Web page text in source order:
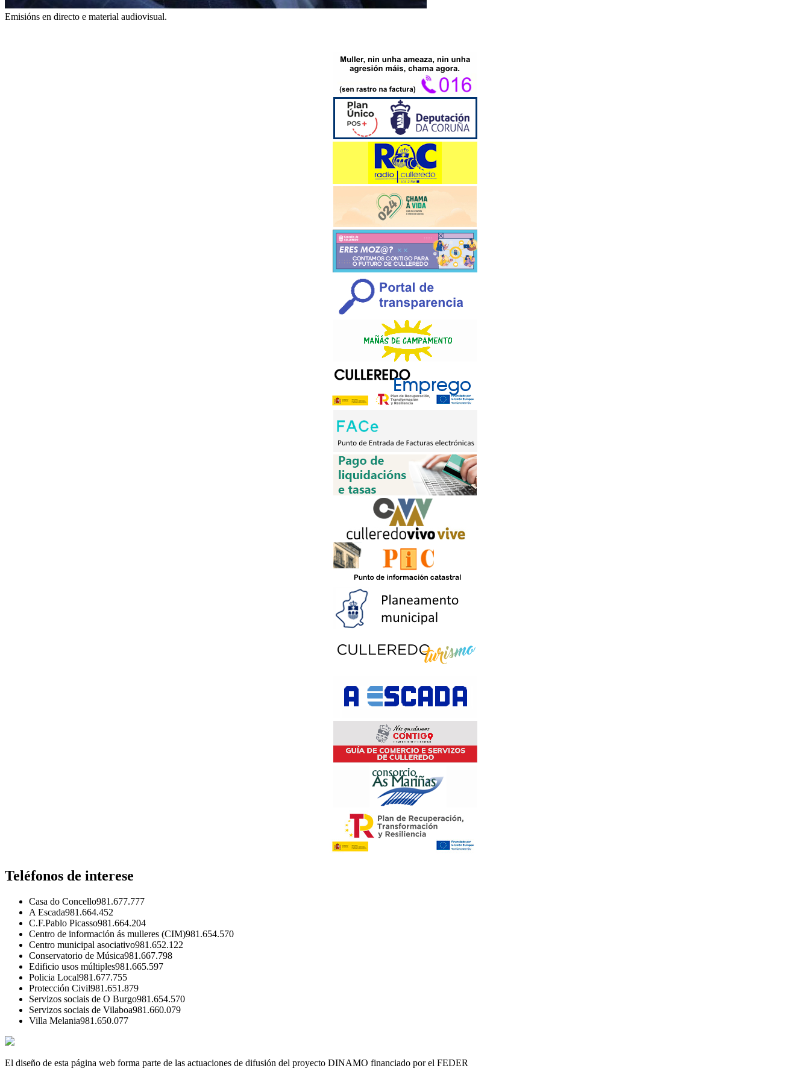
Emisións en directo e material audiovisual.
Teléfonos de interese
Casa do Concello981.677.777
A Escada981.664.452
C.F.Pablo Picasso981.664.204
Centro de información ás mulleres (CIM)981.654.570
Centro municipal asociativo981.652.122
Conservatorio de Música981.667.798
Edificio usos múltiples981.665.597
Policia Local981.677.755
Protección Civil981.651.879
Servizos sociais de O Burgo981.654.570
Servizos sociais de Vilaboa981.660.079
Villa Melania981.650.077
El diseño de esta página web forma parte de las actuaciones de difusión del proyecto DINAMO financiado por el FEDER